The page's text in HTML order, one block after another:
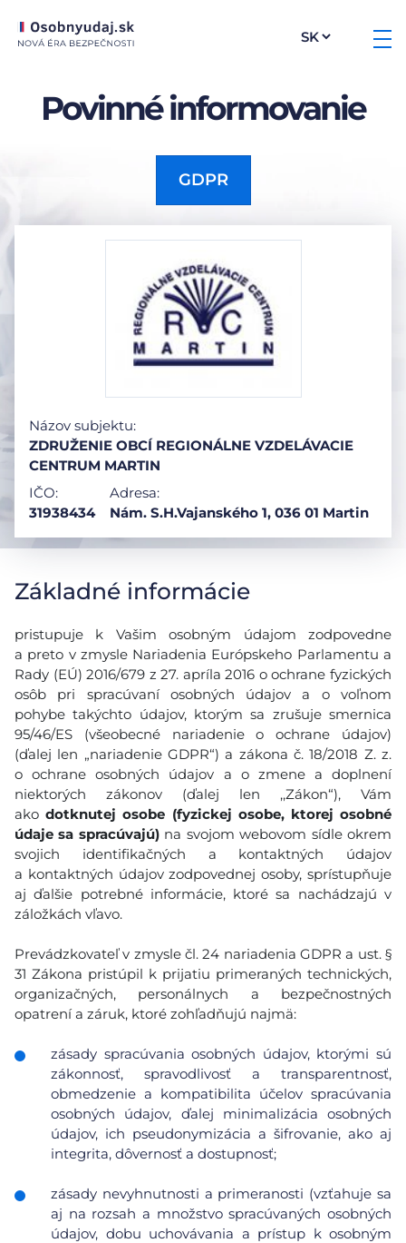
Povinné informovanie
GDPR
Názov subjektu:
ZDRUŽENIE OBCÍ REGIONÁLNE VZDELÁVACIE
CENTRUM MARTIN
IČO:
31938434
Adresa:
Nám. S.H.Vajanského 1, 036 01 Martin
Základné informácie
pristupuje k Vašim osobným údajom zodpovedne
a preto v zmysle Nariadenia Európskeho Parlamentu a
Rady (EÚ) 2016/679 z 27. apríla 2016 o ochrane fyzických
osôb pri spracúvaní osobných údajov a o voľnom
pohybe takýchto údajov, ktorým sa zrušuje smernica
95/46/ES (všeobecné nariadenie o ochrane údajov)
(ďalej len „nariadenie GDPR“) a zákona č. 18/2018 Z. z.
o ochrane osobných údajov a o zmene a doplnení
niektorých zákonov (ďalej len ,,Zákon“), Vám
akodotknutej osobe (fyzickej osobe, ktorej osobné
údaje sa spracúvajú)na svojom webovom sídle okrem
svojich identifikačných a kontaktných údajov
a kontaktných údajov zodpovednej osoby, sprístupňuje
aj ďalšie potrebné informácie, ktoré sa nachádzajú v
záložkách vľavo.
Prevádzkovateľ v zmysle čl. 24 nariadenia GDPR a ust. §
31 Zákona pristúpil k prijatiu primeraných technických,
organizačných, personálnych a bezpečnostných
opatrení a záruk, ktoré zohľadňujú najmä:
zásady spracúvania osobných údajov, ktorými sú
zákonnosť, spravodlivosť a transparentnosť,
obmedzenie a kompatibilita účelov spracúvania
osobných údajov, ďalej minimalizácia osobných
údajov, ich pseudonymizácia a šifrovanie, ako aj
integrita, dôvernosť a dostupnosť;
zásady nevyhnutnosti a primeranosti (vzťahuje sa
aj na rozsah a množstvo spracúvaných osobných
údajov, dobu uchovávania a prístup k osobným